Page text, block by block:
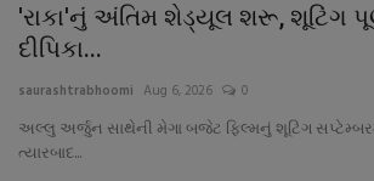
'રાકા'નું અંતિમ શેડ્યૂલ શરૂ, શૂટિંગ
દીપિકા...
saurashtrabhoomi Aug 6, 2026 0
અલ્લુ અર્જુન સાથેની મેગા બજેટ ફિલ્મનું શૂટિંગ
ત્યારબાદ...